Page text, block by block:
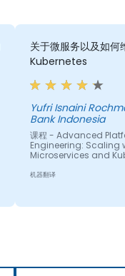
关于微服务以及如何
Kubernetes
Yufri Isnaini Rochmat
Bank Indonesia
课程 - Advanced
Engineering: Scaling
Microservices and
机器翻译